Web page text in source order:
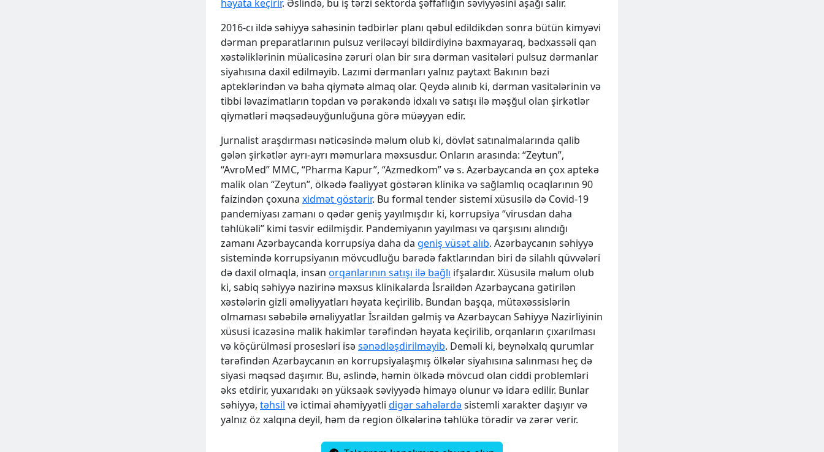
həyata keçirir. Əslində, bu iş tərzi sektorda şəffaflığın səviyyəsini aşağı salır.
2016-cı ildə səhiyyə sahəsinin tədbirlər planı qəbul edildikdən sonra bütün kimyəvi
dərman preparatlarının pulsuz veriləcəyi bildirdiyinə baxmayaraq, bədxassəli qan
xəstəliklərinin müalicəsinə zəruri olan bir sıra dərman vasitələri pulsuz dərmanlar
siyahısına daxil edilməyib. Lazımi dərmanları yalnız paytaxt Bakının bəzi
apteklərindən və baha qiymətə almaq olar. Qeydə alınıb ki, dərman vasitələrinin və
tibbi ləvazimatların topdan və pərakəndə idxalı və satışı ilə məşğul olan şirkətlər
qiymətləri məqsədəuyğunluğuna görə müəyyən edir.
Jurnalist araşdırması nəticəsində məlum olub ki, dövlət satınalmalarında qalib
gələn şirkətlər ayrı-ayrı məmurlara məxsusdur. Onların arasında: “Zeytun”,
“AvroMed” MMC, “Pharma Kapur”, “Azmedkom” və s. Azərbaycanda ən çox aptekə
malik olan “Zeytun”, ölkədə fəaliyyət göstərən klinika və sağlamlıq ocaqlarının 90
faizindən çoxuna xidmət göstərir. Bu formal tender sistemi xüsusilə də Covid-19
pandemiyası zamanı o qədər geniş yayılmışdır ki, korrupsiya “virusdan daha
təhlükəli” kimi təsvir edilmişdir. Pandemiyanın yayılması və qarşısını alındığı
zamanı Azərbaycanda korrupsiya daha da geniş vüsət alıb. Azərbaycanın səhiyyə
sistemində korrupsiyanın mövcudluğu barədə faktlarından biri də silahlı qüvvələri
də daxil olmaqla, insan orqanlarının satışı ilə bağlı ifşalardır. Xüsusilə məlum olub
ki, sabiq səhiyyə nazirinə məxsus klinikalarda İsraildən Azərbaycana gətirilən
xəstələrin gizli əməliyyatları həyata keçirilib. Bundan başqa, mütəxəssislərin
olmaması səbəbilə əməliyyatlar İsraildən gəlmiş və Azərbaycan Səhiyyə Nazirliyinin
xüsusi icazəsinə malik hakimlər tərəfindən həyata keçirilib, orqanların çıxarılması
və köçürülməsi prosesləri isəsənədləşdirilməyib. Deməli ki, beynəlxalq qurumlar
tərəfindən Azərbaycanın ən korrupsiyalaşmış ölkələr siyahısına salınması heç də
siyasi məqsəd daşımır. Bu, əslində, həmin ölkədə mövcud olan ciddi problemləri
əks etdirir, yuxarıdakı ən yüksaək səviyyədə himayə olunur və idarə edilir. Bunlar
səhiyyə, təhsil və ictimai əhəmiyyətli digər sahələrdəsistemli xarakter daşıyır və
yalnız öz xalqına deyil, həm də region ölkələrinə təhlükə törədir və zərər verir.